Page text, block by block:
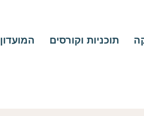
תוכניות וקורסים המועדון